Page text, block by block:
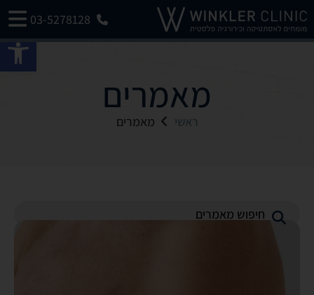
03-5278128
מאמרים
ראשי מאמרים